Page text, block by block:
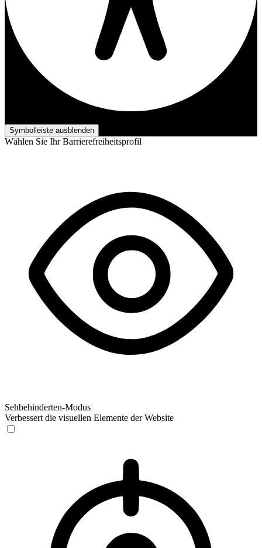
Symbolleiste ausblenden
Wählen Sie Ihr Barrierefreiheitsprofil
Sehbehinderten-Modus
Verbessert die visuellen Elemente der Website